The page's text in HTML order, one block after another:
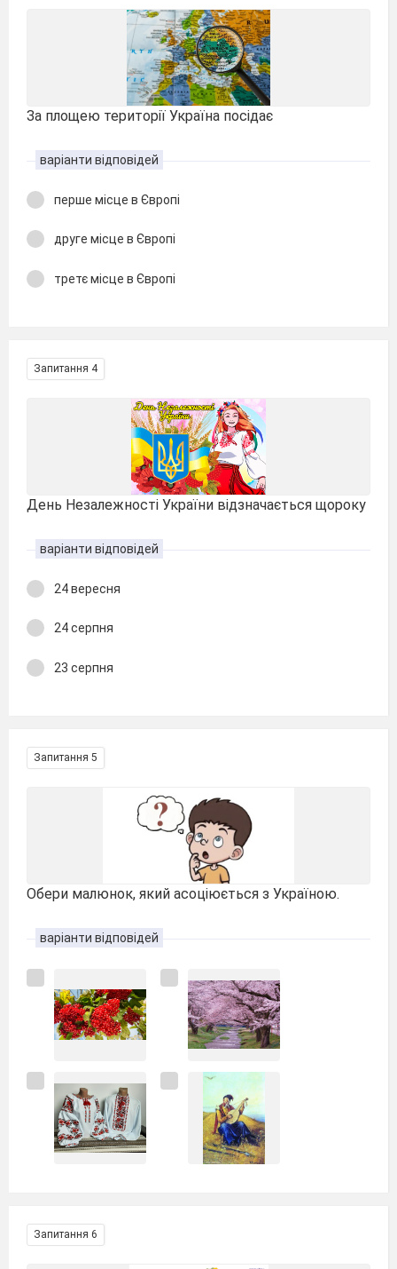
За площею території Україна посідає
варіанти відповідей
перше місце в Європі
друге місце в Європі
третє місце в Європі
Запитання 4
День Незалежності України відзначається щороку
варіанти відповідей
24 вересня
24 серпня
23 серпня
Запитання 5
Обери малюнок, який асоціюється з Україною.
варіанти відповідей
Запитання 6